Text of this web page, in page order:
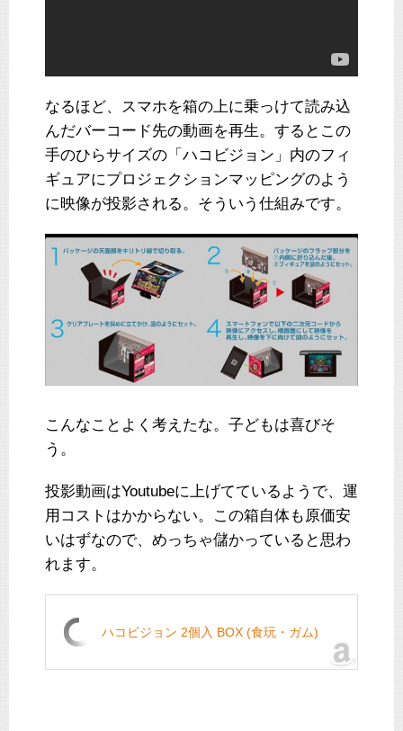
なるほど、スマホを箱の上に乗っけて読み込
んだバーコード先の動画を再生。するとこの
手のひらサイズの「ハコビジョン」内のフィ
ギュアにプロジェクションマッピングのよう
に映像が投影される。そういう仕組みです。
こんなことよく考えたな。子どもは喜びそ
う。
投影動画はYoutubeに上げてているようで、運
用コストはかからない。この箱自体も原価安
いはずなので、めっちゃ儲かっていると思わ
れます。
ハコビジョン 2個入 BOX (食玩・ガム)